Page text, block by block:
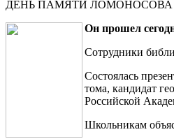
ДЕНЬ ПАМЯТИ ЛОМОНОСОВА
Он прошел
Сотрудники
Состоялась
тома, кандидат
Российской
Школьникам